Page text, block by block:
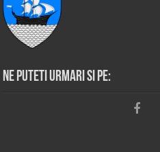
Ne puteti urmari si pe: